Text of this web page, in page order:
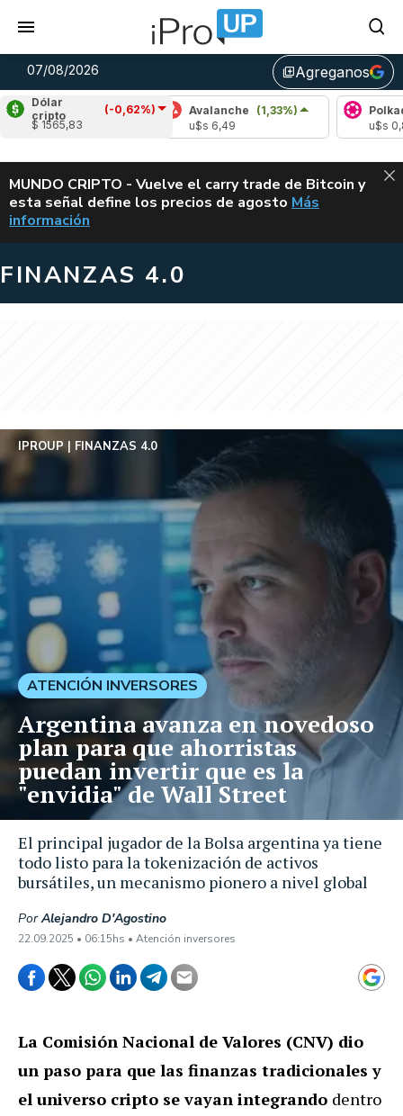
07/08/2026 library_addAgreganos
Dólar
cripto
(-0,62%)
$ 1565,83
(2,51%)
Avalanche (1,33%)
Polkadot (-
ALERTA
MUNDO CRIPTO - Vuelve el carry trade de Bitcoin y
esta señal define los precios de agosto VUELVE EL
Más
información
FINANZAS 4.0
El principal jugador de la Bolsa argentina ya tiene
todo listo para la tokenización de activos
bursátiles, un mecanismo pionero a nivel global
IPROUP FINANZAS 4.0
PorAlejandro D'Agostino
22.09.2025 • 06:15hs • Atención inversores
ATENCIÓN INVERSORES
Argentina avanza en novedoso
plan para que ahorristas
puedan invertir que es la
"envidia" de Wall Street
La Comisión Nacional de Valores (CNV) dio
un paso para que las finanzas tradicionales y
el universo cripto se vayan integrando dentro